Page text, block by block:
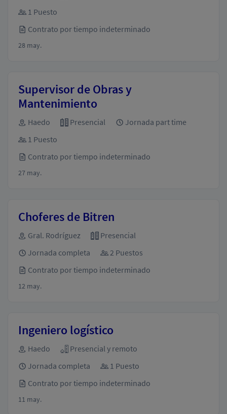
1 Puesto
Contrato por tiempo indeterminado
28 may.
Supervisor de Obras y
Mantenimiento
Haedo Presencial
Jornada part time
1 Puesto
Contrato por tiempo indeterminado
27 may.
Choferes de Bitren
Gral. Rodríguez
Presencial
Jornada completa
2 Puestos
Contrato por tiempo indeterminado
12 may.
Ingeniero logístico
Haedo
Presencial y remoto
Jornada completa
1 Puesto
Contrato por tiempo indeterminado
11 may.